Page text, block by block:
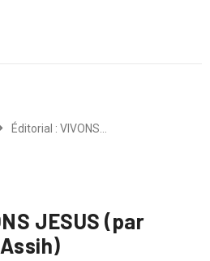
Éditorial : VIVONS…
JESUS (par